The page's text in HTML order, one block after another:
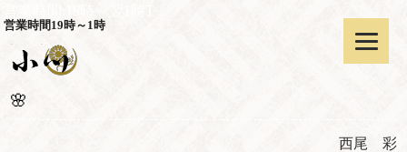
営業時間19時～1時
🌸
西尾 彩